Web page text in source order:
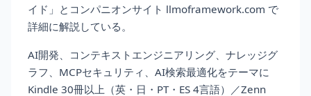
イド」とコンパニオンサイト llmoframework.com で
詳細に解説している。
AI開発、コンテキストエンジニアリング、ナレッジグ
ラフ、MCPセキュリティ、AI検索最適化をテーマに
Kindle 30冊以上（英・日・PT・ES 4言語）／Zenn